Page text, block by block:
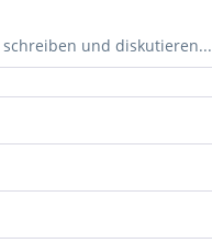
und diskutieren...